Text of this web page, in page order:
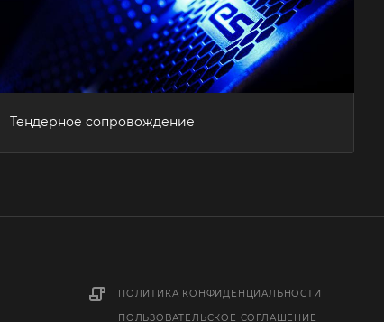
Тендерное сопровождение
ПОЛИТИКА КОНФИДЕНЦИАЛЬНОСТИ
ПОЛЬЗОВАТЕЛЬСКОЕ СОГЛАШЕНИЕ